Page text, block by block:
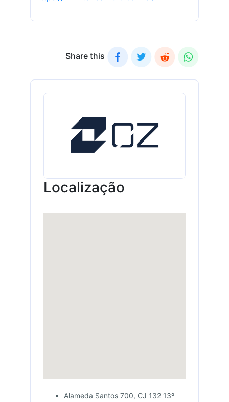
Share this
Localização
Alameda Santos 700, CJ 132 13º